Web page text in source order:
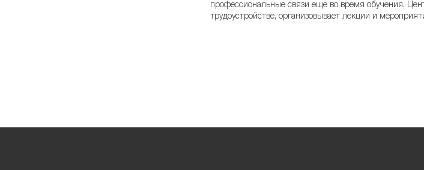
профессиональные связи еще во время обучения.
трудоустройстве, организовывает лекции и